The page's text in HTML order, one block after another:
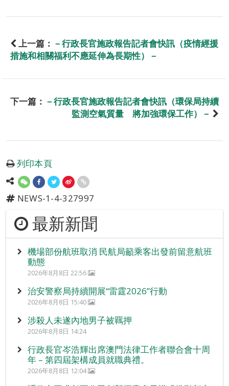
上一篇： －行政長官施政報告記者會快訊（疫情經援
措施和相關福利不應延伸為長期性）－
下一篇： －行政長官施政報告記者會快訊（環保局持續
監測空氣質量 將加強環保工作）－
列印本頁
NEWS-1-4-327997
最新新聞
機場部份航班取消 民航局籲乘客出發前留意航班
動態
2026年8月8日 22:56
治安警察局持續開展“雷霆2026”行動
2026年8月8日 15:40
涉殺人未遂內地男子被羈押
2026年8月8日 14:24
行政長官岑浩輝出席澳門法律工作者聯合會十周
年 – 第四屆架構成員就職典禮。
2026年8月8日 12:04